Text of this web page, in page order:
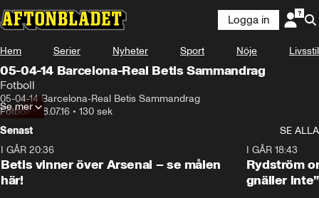
Logga in
Hem Serier Nyheter Sport Nöje Livsstil
05-04-14 Barcelona-Real Betis Sammandrag
Fotboll
05-04-14 Barcelona-Real Betis Sammandrag
Fotboll•18.07.16 • 130 sek
Se mer
Senast
SE ALLA
I GÅR 20:36
Betis vinner över Arsenal – se målen
här!
I GÅR 18:43
Rydström
gnäller inte”